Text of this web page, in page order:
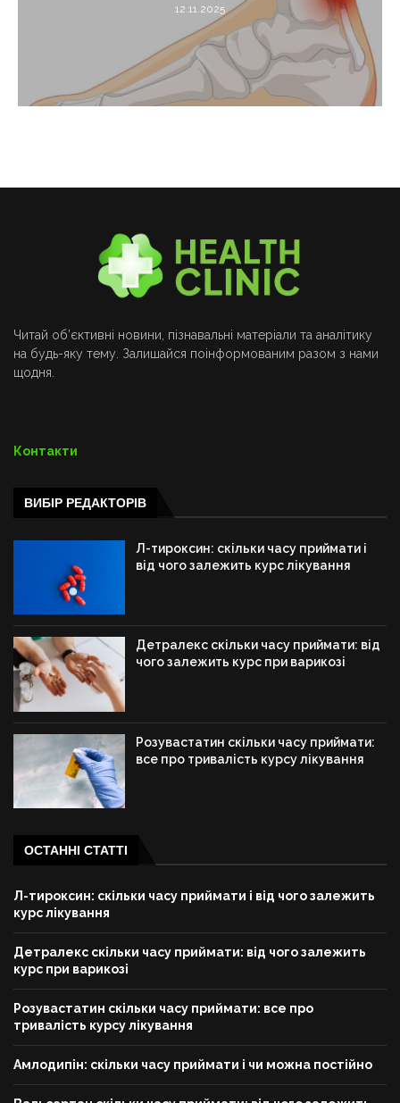
12.11.2025
Читай об’єктивні новини, пізнавальні матеріали та аналітику
на будь-яку тему. Залишайся поінформованим разом з нами
щодня.
Контакти
ВИБІР РЕДАКТОРІВ
Л-тироксин: скільки часу приймати і
від чого залежить курс лікування
Детралекс скільки часу приймати: від
чого залежить курс при варикозі
Розувастатин скільки часу приймати:
все про тривалість курсу лікування
ОСТАННІ СТАТТІ
Л-тироксин: скільки часу приймати і від чого залежить
курс лікування
Детралекс скільки часу приймати: від чого залежить
курс при варикозі
Розувастатин скільки часу приймати: все про
тривалість курсу лікування
Амлодипін: скільки часу приймати і чи можна постійно